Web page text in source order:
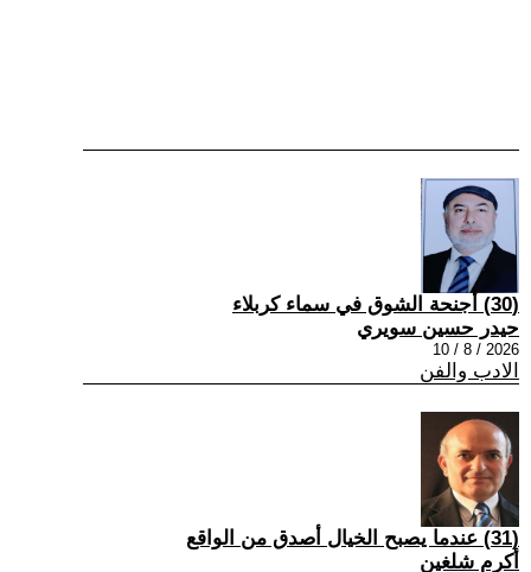
(30) أجنحة الشوق في سماء كربلاء
حيدر حسين سويري
2026 / 8 / 10
الادب والفن
(31) عندما يصبح الخيال أصدق من الواقع
أكرم شلغين